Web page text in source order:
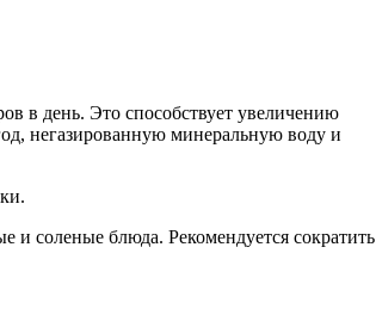
в день. Это способствует увеличению
негазированную минеральную воду и
и соленые блюда. Рекомендуется сократить